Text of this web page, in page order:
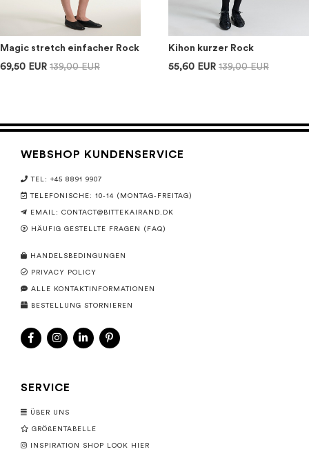
Magic stretch einfacher Rock
69,50 EUR 139,00 EUR
Kihon kurzer Rock
55,60 EUR 139,00 EUR
WEBSHOP KUNDENSERVICE
TEL: +45 8891 9907
TELEFONISCHE: 10-14 (MONTAG-FREITAG)
EMAIL: CONTACT@BITTEKAIRAND.DK
HÄUFIG GESTELLTE FRAGEN (FAQ)
HANDELSBEDINGUNGEN
PRIVACY POLICY
ALLE KONTAKTINFORMATIONEN
BESTELLUNG STORNIEREN
SERVICE
ÜBER UNS
GRÖßENTABELLE
INSPIRATION SHOP LOOK HIER